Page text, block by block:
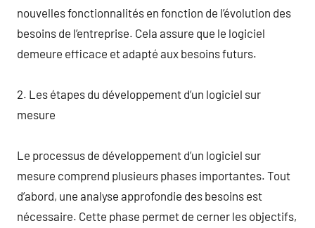
nouvelles fonctionnalités en fonction de l’évolution des
besoins de l’entreprise. Cela assure que le logiciel
demeure efficace et adapté aux besoins futurs.
2. Les étapes du développement d’un logiciel sur
mesure
Le processus de développement d’un logiciel sur
mesure comprend plusieurs phases importantes. Tout
d’abord, une analyse approfondie des besoins est
nécessaire. Cette phase permet de cerner les objectifs,